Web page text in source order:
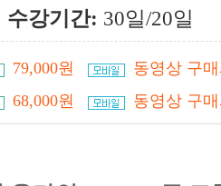
수강기간: 30일/20일
79,000원 동영상 구
68,000원 동영상 구